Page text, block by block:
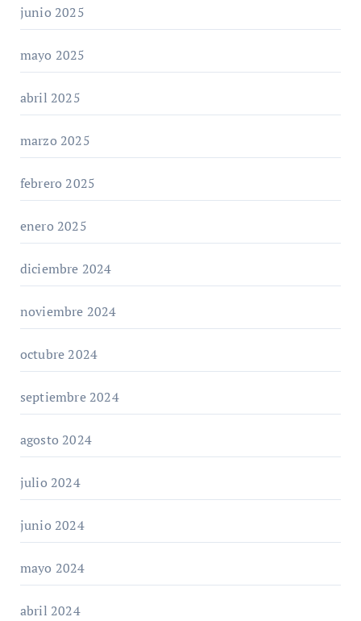
junio 2025
mayo 2025
abril 2025
marzo 2025
febrero 2025
enero 2025
diciembre 2024
noviembre 2024
octubre 2024
septiembre 2024
agosto 2024
julio 2024
junio 2024
mayo 2024
abril 2024